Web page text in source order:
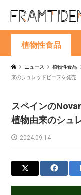
植物性食品
ニュース 植物性食品
来のシュレッドビーフを発売
スペインの
植物由来のシュ
2024.09.14